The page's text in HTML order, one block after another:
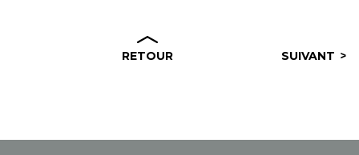
SUIVANT
RETOUR